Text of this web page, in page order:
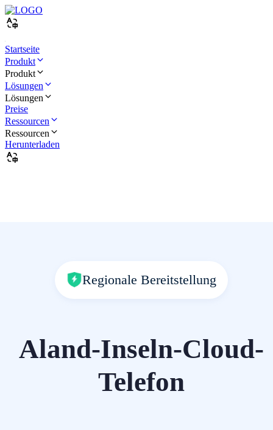
Startseite
Produkt
Produkt
Lösungen
Lösungen
Preise
Ressourcen
Ressourcen
Herunterladen
Regionale Bereitstellung
Aland-Inseln-Cloud-
Telefon